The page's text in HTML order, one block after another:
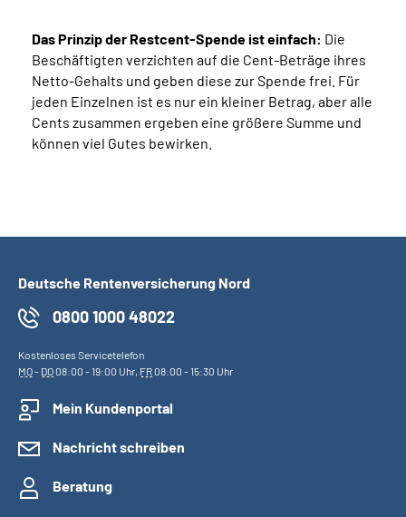
Das Prinzip der Restcent-Spende ist einfach: Die
Beschäftigten verzichten auf die Cent-Beträge ihres
Netto-Gehalts und geben diese zur Spende frei. Für
jeden Einzelnen ist es nur ein kleiner Betrag, aber alle
Cents zusammen ergeben eine größere Summe und
können viel Gutes bewirken.
Deutsche Rentenversicherung Nord
0800 1000 48022
Kostenloses Servicetelefon
MO- DO08:00 - 19:00 Uhr, FR08:00 - 15:30 Uhr
Mein Kundenportal
Nachricht schreiben
Beratung